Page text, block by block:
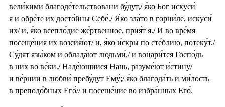
вели́кими благоде́тельствовани бу́дут,/ я́ко Бог искуси́
я и обре́те их досто́йны Себе́./ Я́ко зла́то в горни́ле, искуси́
их/ и, я́ко всепло́дие же́ртвенное, прия́т я./ И во вре́мя
посеще́ния их возсия́ют/ и, я́ко и́скры по сте́блию, потеку́т./
Су́дят язы́ком и облада́ют людьми́,/ и воцари́тся Госпо́дь
в них во ве́ки./ Наде́ющиися Нань, разуме́ют и́стину/
и ве́рнии в любви́ пребу́дут Ему́;/ я́ко благода́ть и ми́лость
в преподо́бных Его́// и посеще́ние во избра́нных Его́.